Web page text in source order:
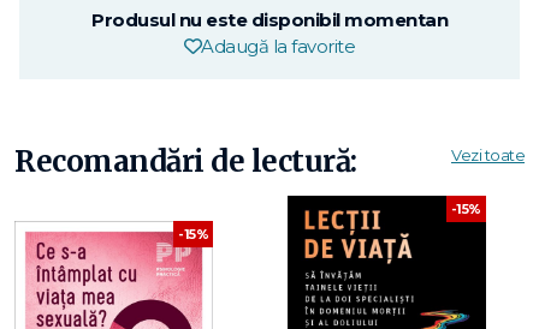
Produsul nu este disponibil momentan
Adaugă la favorite
Recomandări de lectură: Vezi toate
-15%
-15%